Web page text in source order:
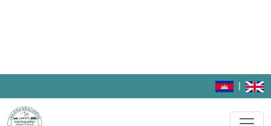
|